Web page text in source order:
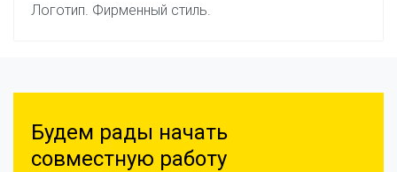
Логотип. Фирменный стиль.
Будем рады начать
совместную работу